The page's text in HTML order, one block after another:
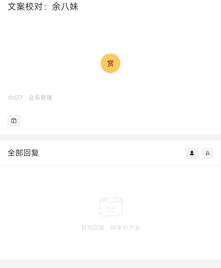
文案校对：余八妹
677 会务管理
全部回复
暂无回复，快来抢沙发